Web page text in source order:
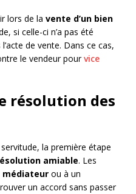
lors de la vente d’un bien
si celle-ci n’a pas été
de vente. Dans ce cas,
le vendeur pourvice
résolution des
la première étape
amiable. Les
médiateur ou à un
un accord sans passer